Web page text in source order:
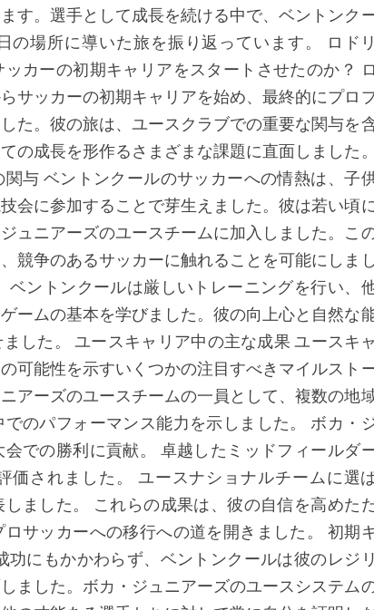
す。選手として成長を続ける中で、ベントンク
の場所に導いた旅を振り返っています。 ロドリ
カーの初期キャリアをスタートさせたのか？ ロ
サッカーの初期キャリアを始め、最終的にプロ
た。彼の旅は、ユースクラブでの重要な関与を
の成長を形作るさまざまな課題に直面しました。
与 ベントンクールのサッカーへの情熱は、子
会に参加することで芽生えました。彼は若い頃
ュニアーズのユースチームに加入しました。こ
競争のあるサッカーに触れることを可能にしまし
ベントンクールは厳しいトレーニングを行い、
ームの基本を学びました。彼の向上心と自然な
した。 ユースキャリア中の主な成果 ユースキャ
可能性を示すいくつかの注目すべきマイルスト
アーズのユースチームの一員として、複数の地
のパフォーマンス能力を示しました。 ボカ・
での勝利に貢献。 卓越したミッドフィールダ
価されました。 ユースナショナルチームに選
ました。 これらの成果は、彼の自信を高めた
サッカーへの移行への道を開きました。 初期
にもかかわらず、ベントンクールは彼のレジリ
ました。ボカ・ジュニアーズのユースシステム